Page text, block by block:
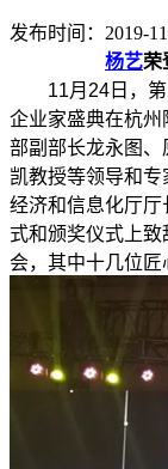
发布时间：2019-
杨艺荣
11月24日，第
企业家盛典在杭
部副部长龙永图
凯教授等领导和
经济和信息化厅
式和颁奖仪式上
会，其中十几位匠